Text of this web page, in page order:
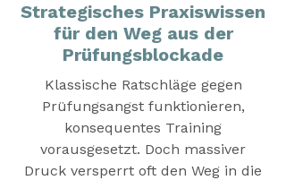
Strategisches Praxiswissen
für den Weg aus der
Prüfungsblockade
Klassische Ratschläge gegen
Prüfungsangst funktionieren,
konsequentes Training
vorausgesetzt. Doch massiver
Druck versperrt oft den Weg in die